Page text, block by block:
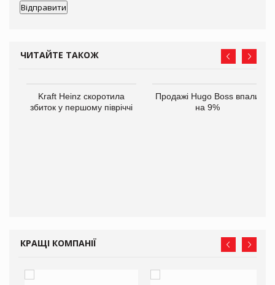
ЧИТАЙТЕ ТАКОЖ
Kraft Heinz скоротила
збиток у першому півріччі
Продажі Hugo Boss впали
на 9%
КРАЩІ КОМПАНІЇ